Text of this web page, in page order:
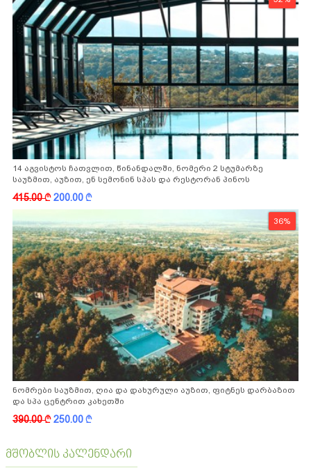
14 აგვისტოს ჩათვლით, წინანდალში, ნომერი 2 სტუმარზე
საუზმით, აუზით, ენ სემონინ სპას და რესტორან პინოს
ფასდაკლებით
415.00k200.00k
36%
ნომრები საუზმით, ღია და დახურული აუზით, ფიტნეს დარბაზით
და სპა ცენტრით კახეთში
390.00k250.00k
მშობლის კალენდარი